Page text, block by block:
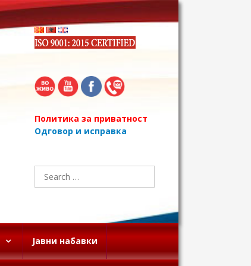
Политика за приватност
Одговор и исправка
Search
for:
Јавни набавки